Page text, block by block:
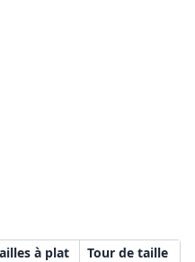
à plat
Tour de taille